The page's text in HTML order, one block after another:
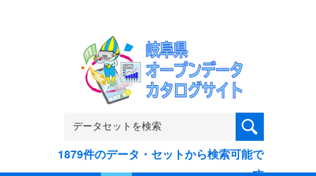
1879件のデータ・セットから検索可能で